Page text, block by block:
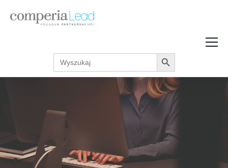
Strefa Wiedzy
Podcasty
Zarabiaj w internecie
Akcje promocyjne
Regulaminy
Search
for:
Search Button